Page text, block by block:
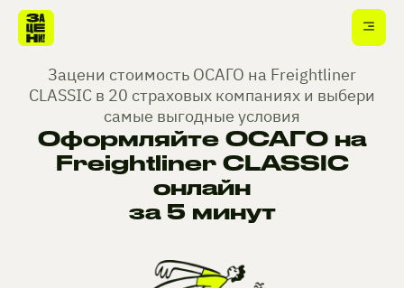
Зацени стоимость ОСАГО на Freightliner
CLASSIC в 20 страховых компаниях и выбери
самые выгодные условия
Оформляйте ОСАГО на
Freightliner CLASSIC
онлайн
за 5 минут